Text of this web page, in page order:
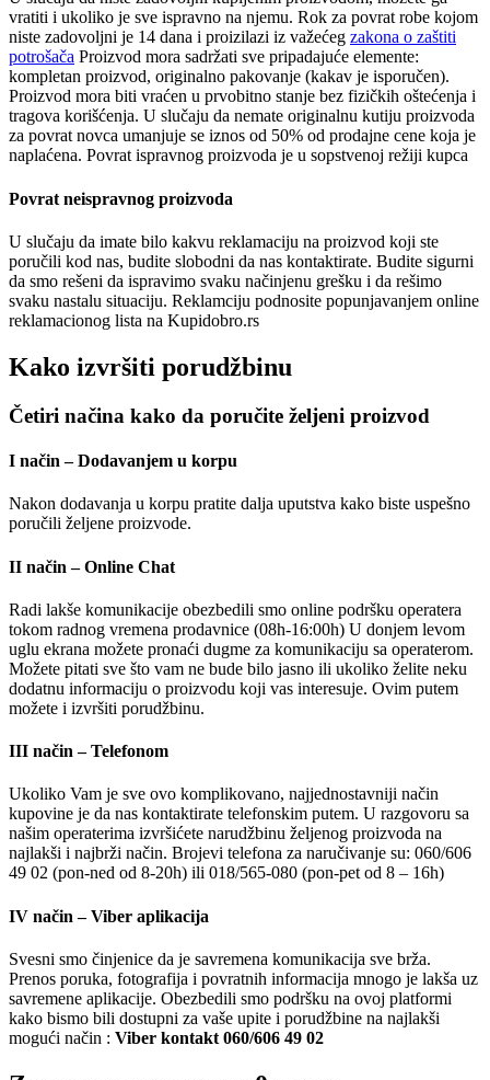
vratiti i ukoliko je sve ispravno na njemu. Rok za povrat robe kojom
niste zadovoljni je 14 dana i proizilazi iz važećeg zakona o zaštiti
potrošača Proizvod mora sadržati sve pripadajuće elemente:
kompletan proizvod, originalno pakovanje (kakav je isporučen).
Proizvod mora biti vraćen u prvobitno stanje bez fizičkih oštećenja i
tragova korišćenja. U slučaju da nemate originalnu kutiju proizvoda
za povrat novca umanjuje se iznos od 50% od prodajne cene koja je
naplaćena. Povrat ispravnog proizvoda je u sopstvenoj režiji kupca
Povrat neispravnog proizvoda
U slučaju da imate bilo kakvu reklamaciju na proizvod koji ste
poručili kod nas, budite slobodni da nas kontaktirate. Budite sigurni
da smo rešeni da ispravimo svaku načinjenu grešku i da rešimo
svaku nastalu situaciju. Reklamciju podnosite popunjavanjem online
reklamacionog lista na Kupidobro.rs
Kako izvršiti porudžbinu
Četiri načina kako da poručite željeni proizvod
I način – Dodavanjem u korpu
Nakon dodavanja u korpu pratite dalja uputstva kako biste uspešno
poručili željene proizvode.
II način – Online Chat
Radi lakše komunikacije obezbedili smo online podršku operatera
tokom radnog vremena prodavnice (08h-16:00h) U donjem levom
uglu ekrana možete pronaći dugme za komunikaciju sa operaterom.
Možete pitati sve što vam ne bude bilo jasno ili ukoliko želite neku
dodatnu informaciju o proizvodu koji vas interesuje. Ovim putem
možete i izvršiti porudžbinu.
III način – Telefonom
Ukoliko Vam je sve ovo komplikovano, najjednostavniji način
kupovine je da nas kontaktirate telefonskim putem. U razgovoru sa
našim operaterima izvršićete narudžbinu željenog proizvoda na
najlakši i najbrži način. Brojevi telefona za naručivanje su: 060/606
49 02 (pon-ned od 8-20h) ili 018/565-080 (pon-pet od 8 – 16h)
IV način – Viber aplikacija
Svesni smo činjenice da je savremena komunikacija sve brža.
Prenos poruka, fotografija i povratnih informacija mnogo je lakša uz
savremene aplikacije. Obezbedili smo podršku na ovoj platformi
kako bismo bili dostupni za vaše upite i porudžbine na najlakši
mogući način : Viber kontakt 060/606 49 02